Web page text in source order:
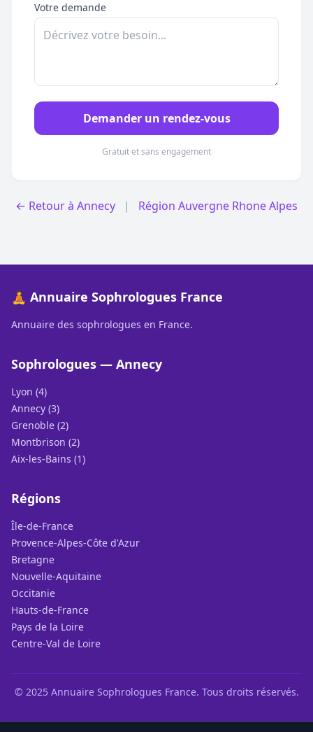
Votre demande
Demander un rendez-vous
Gratuit et sans engagement
← Retour à Annecy | Région Auvergne Rhone Alpes
🧘 Annuaire Sophrologues France
Annuaire des sophrologues en France.
Sophrologues — Annecy
Lyon (4)
Annecy (3)
Grenoble (2)
Montbrison (2)
Aix-les-Bains (1)
Régions
Île-de-France
Provence-Alpes-Côte d'Azur
Bretagne
Nouvelle-Aquitaine
Occitanie
Hauts-de-France
Pays de la Loire
Centre-Val de Loire
© 2025 Annuaire Sophrologues France. Tous droits réservés.